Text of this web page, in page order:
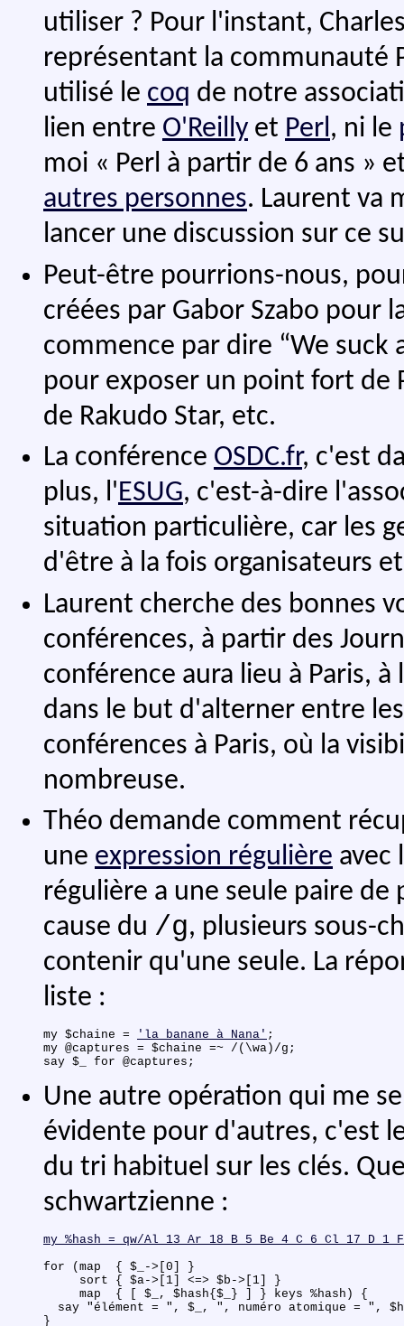
utiliser ? Pour l'instant,
représentant la communauté
utilisé le coq de notre
lien entre O'Reilly et Perl, ni le
moi « Perl à partir de 6 ans »
autres personnes. Laurent va
lancer une discussion sur ce
Peut-être pourrions-nous,
créées par Gabor Szabo pour
commence par dire
We suck
pour exposer un point fort de
de Rakudo Star, etc.
La conférence OSDC.fr, c'est
plus, l'ESUG, c'est-à-dire
situation particulière, car les
d'être à la fois organisateurs
Laurent cherche des bonnes
conférences, à partir des
conférence aura lieu à Paris, à
dans le but d'alterner entre
conférences à Paris, où la
nombreuse.
Théo demande comment
une expression régulière avec
régulière a une seule paire
cause du /g, plusieurs sous-
contenir qu'une seule. La
liste :
my $chaine = 'la banane à Nana' ;
my @captures = $chaine =~ /(\wa)/g;
Une autre opération qui me
évidente pour d'autres, c'est
du tri habituel sur les clés.
schwartzienne :
my %hash = qw/Al 13 Ar 18 B 5 Be 4 C 6 Cl 17 D
for (map  { $_->[0] }
     sort { $a->[1] <=> $b->[1] }
     map  { [ $_, $hash{$_} ] } keys %hash) {
say "élément = ", $_, ", numéro atomique = ",